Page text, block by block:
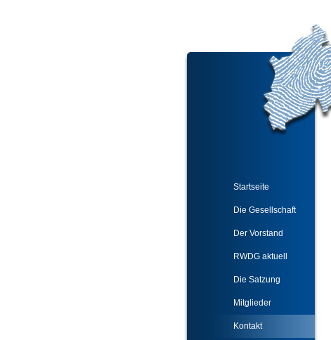
Startseite
Die Gesellschaft
Der Vorstand
RWDG aktuell
Die Satzung
Mitglieder
Kontakt